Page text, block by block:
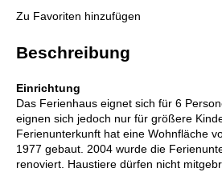
Zu Favoriten hinzufügen
Beschreibung
Einrichtung
Das Ferienhaus eignet sich für 6
eignen sich jedoch nur für größere
Ferienunterkunft hat eine Wohnfläche
1977 gebaut. 2004 wurde die
renoviert. Haustiere dürfen nicht